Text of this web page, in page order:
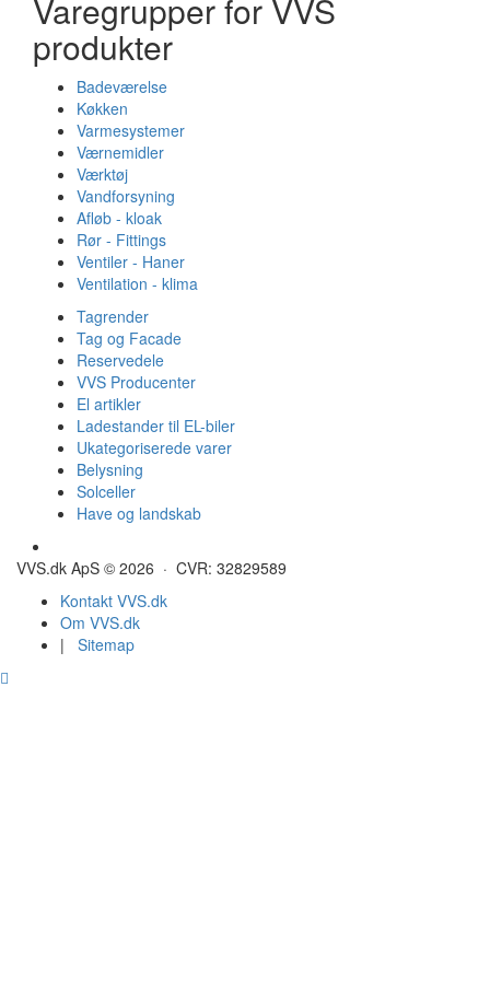
Varegrupper for VVS
produkter
Badeværelse
Køkken
Varmesystemer
Værnemidler
Værktøj
Vandforsyning
Afløb - kloak
Rør - Fittings
Ventiler - Haner
Ventilation - klima
Tagrender
Tag og Facade
Reservedele
VVS Producenter
El artikler
Ladestander til EL-biler
Ukategoriserede varer
Belysning
Solceller
Have og landskab
VVS.dk ApS © 2026 · CVR: 32829589
Kontakt VVS.dk
Om VVS.dk
| Sitemap